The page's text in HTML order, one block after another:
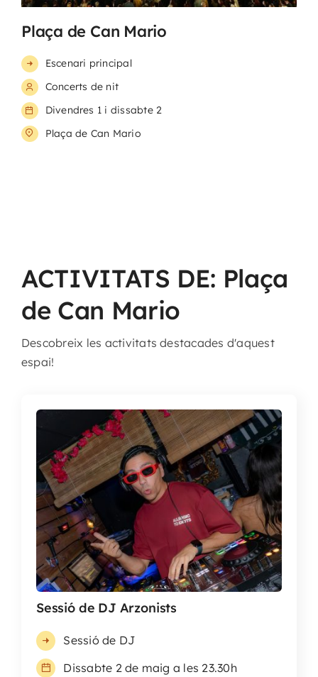
Plaça de Can Mario
Escenari principal
Concerts de nit
Divendres 1 i dissabte 2
Plaça de Can Mario
ACTIVITATS DE: Plaça
de Can Mario
Descobreix les activitats destacades d'aquest
espai!
Sessió de DJ Arzonists
Sessió de DJ
Dissabte 2 de maig a les 23.30h